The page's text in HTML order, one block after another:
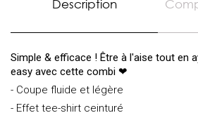
Description
Simple & efficace ! Être à l'aise tout en
easy avec cette combi ❤
- Coupe fluide et légère
- Effet tee-shirt ceinturé